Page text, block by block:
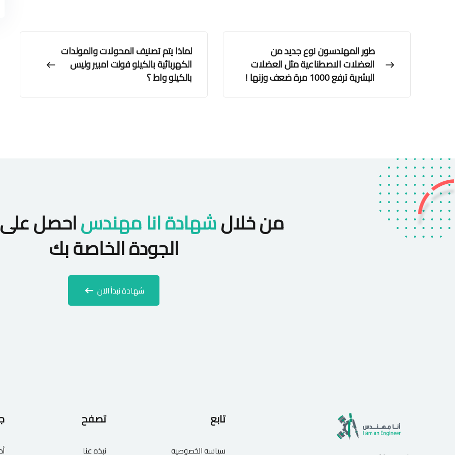
طور المهندسون نوع جديد من
العضلات الاصطناعية مثل العضلات
البشرية ترفع 1000 مرة ضعف وزنها !
لماذا يتم تصنيف المحولات والمولدات
الكهربائية بالكيلو فولت امبير وليس
بالكيلو واط ؟
من خلالشهادة انا مهندساحصل
الجودة الخاصة بك
شهادة نبدأ الآن
تابع
سياسه الخصوصيه
تصفح
نبذه عنا